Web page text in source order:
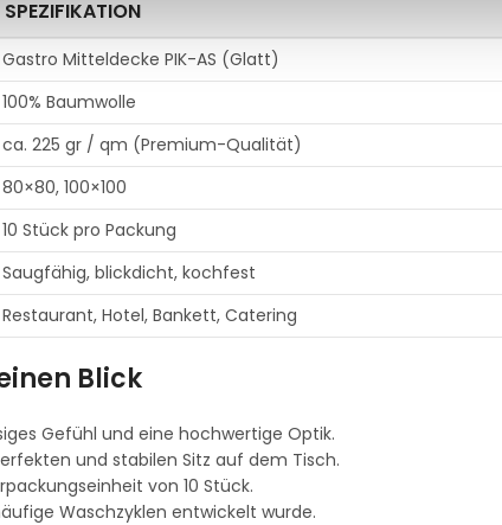
SPEZIFIKATION
Gastro Mitteldecke PIK-AS (Glatt)
100% Baumwolle
ca. 225 gr / qm (Premium-Qualität)
80×80, 100×100
10 Stück pro Packung
Saugfähig, blickdicht, kochfest
Restaurant, Hotel, Bankett, Catering
Blick
Gefühl und eine hochwertige Optik.
und stabilen Sitz auf dem Tisch.
von 10 Stück.
Waschzyklen entwickelt wurde.